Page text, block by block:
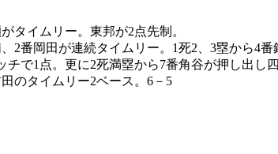
タイムリー。東邦が2点先制。
2番岡田が連続タイムリー。1死2、3塁から4
で1点。更に2死満塁から7番角谷が押し出し
のタイムリー2ベース。6－5